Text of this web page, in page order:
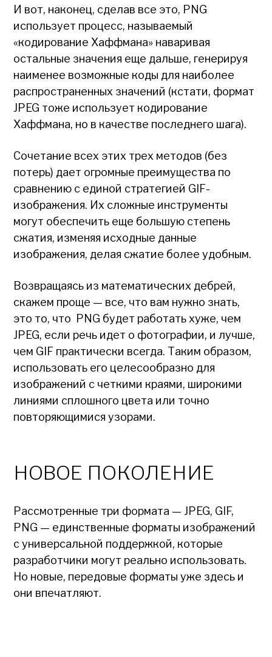
И вот, наконец, сделав все это, PNG
использует процесс, называемый
«кодирование Хаффмана» наваривая
остальные значения еще дальше, генерируя
наименее возможные коды для наиболее
распространенных значений (кстати, формат
JPEG тоже использует кодирование
Хаффмана, но в качестве последнего шага).
Сочетание всех этих трех методов (без
потерь) дает огромные преимущества по
сравнению с единой стратегией GIF-
изображения. Их сложные инструменты
могут обеспечить еще большую степень
сжатия, изменяя исходные данные
изображения, делая сжатие более удобным.
Возвращаясь из математических дебрей,
скажем проще — все, что вам нужно знать,
это то, что PNG будет работать хуже, чем
JPEG, если речь идет о фотографии, и лучше,
чем GIF практически всегда. Таким образом,
использовать его целесообразно для
изображений с четкими краями, широкими
линиями сплошного цвета или точно
повторяющимися узорами.
НОВОЕ ПОКОЛЕНИЕ
Рассмотренные три формата — JPEG, GIF,
PNG — единственные форматы изображений
с универсальной поддержкой, которые
разработчики могут реально использовать.
Но новые, передовые форматы уже здесь и
они впечатляют.